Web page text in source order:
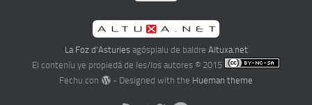
La Foz d'Asturiesagóspialu de baldre Altuxa.net
El conteníu ye propiedá de les/los autores © 2015
Fechu con
- Designed with the Hueman theme